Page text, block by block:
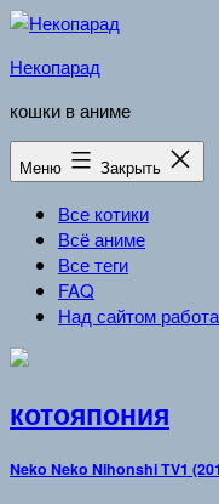
Перейти
содержимому
Некопарад
кошки в аниме
Меню Закрыть
Все котики
Всё аниме
Все теги
FAQ
Над сайтом
котояпония
Neko Neko Nihonshi TV1